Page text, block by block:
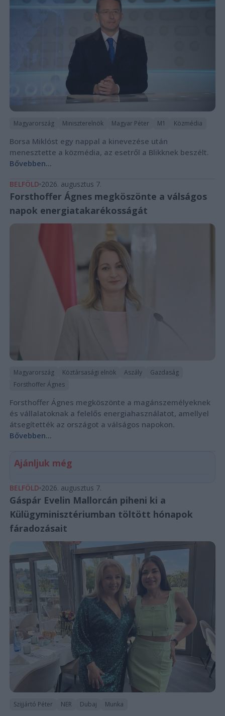
Magyarország Miniszterelnök Magyar Péter M1 Közmédia
Borsa Miklóst egy nappal a kinevezése után
menesztette a közmédia, az esetről a Blikknek beszélt.
Bővebben...
BELFÖLD 2026. augusztus 7.
Forsthoffer Ágnes megköszönte a válságos
napok energiatakarékosságát
Magyarország Köztársasági elnök Aszály
Gazdaság
Forsthoffer Ágnes
Forsthoffer Ágnes megköszönte a magánszemélyeknek
és vállalatoknak a felelős energiahasználatot, amellyel
átsegítették az országot a válságos napokon.
Bővebben...
Ajánljuk még
BELFÖLD 2026. augusztus 7.
Gáspár Evelin Mallorcán piheni ki a
Külügyminisztériumban töltött hónapok
fáradozásait
Szijjártó Péter NER Dubaj Munka